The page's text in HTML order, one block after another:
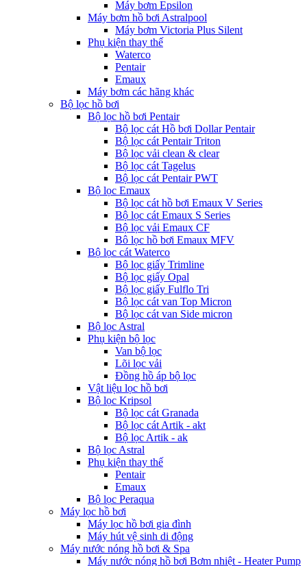
Máy bơm Epsilon
Máy bơm hồ bơi Astralpool
Máy bơm Victoria Plus Silent
Phụ kiện thay thế
Waterco
Pentair
Emaux
Máy bơm các hãng khác
Bộ lọc hồ bơi
Bộ lọc hồ bơi Pentair
Bộ lọc cát Hồ bơi Dollar Pentair
Bộ lọc cát Pentair Triton
Bộ lọc vải clean & clear
Bộ lọc cát Tagelus
Bộ lọc cát Pentair PWT
Bộ lọc Emaux
Bộ lọc cát hồ bơi Emaux V Series
Bộ lọc cát Emaux S Series
Bộ lọc vải Emaux CF
Bô lọc hồ bơi Emaux MFV
Bộ lọc cát Waterco
Bộ lọc giấy Trimline
Bộ lọc giấy Opal
Bộ lọc giấy Fulflo Tri
Bộ lọc cát van Top Micron
Bộ lọc cát van Side micron
Bộ lọc Astral
Phụ kiện bộ lọc
Van bộ lọc
Lõi lọc vải
Đồng hồ áp bộ lọc
Vật liệu lọc hồ bơi
Bộ lọc Kripsol
Bộ lọc cát Granada
Bộ lọc cát Artik - akt
Bộ lọc Artik - ak
Bộ lọc Astral
Phụ kiện thay thế
Pentair
Emaux
Bộ lọc Peraqua
Máy lọc hồ bơi
Máy lọc hồ bơi gia đình
Máy hút vệ sinh di động
Máy nước nóng hồ bơi & Spa
Máy nước nóng hồ bơi Bơm nhiệt - Heater Pump